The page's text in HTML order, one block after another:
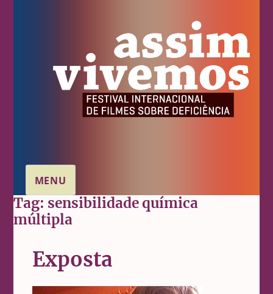
MENU
Tag: sensibilidade química
múltipla
Exposta